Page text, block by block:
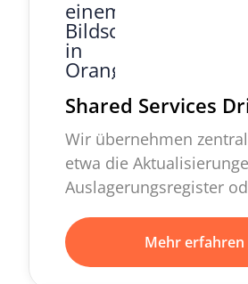
Shared Services
Wir übernehmen
etwa die
Auslagerungsregister
Mehr erfahren